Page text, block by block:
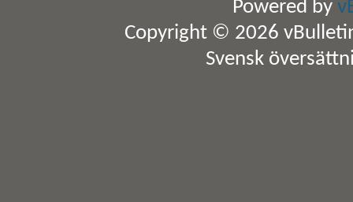
Powered by
Copyright © 2026
Svensk